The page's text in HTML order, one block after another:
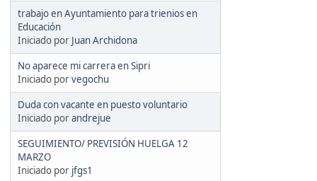
trabajo en Ayuntamiento para trienios en
Educación
Iniciado por Juan Archidona
No aparece mi carrera en Sipri
Iniciado porvegochu
Duda con vacante en puesto voluntario
Iniciado porandrejue
SEGUIMIENTO/ PREVISIÓN HUELGA 12
MARZO
Iniciado por jfgs1